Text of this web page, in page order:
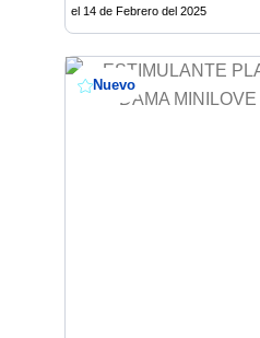
el 14 de Febrero del 2025
Nuevo